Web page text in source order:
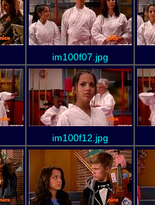
im100f07.jpg
im100f12.jpg